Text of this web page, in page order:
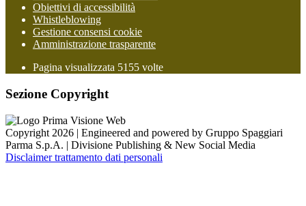
Obiettivi di accessibilità
Whistleblowing
Gestione consensi cookie
Amministrazione trasparente
Pagina visualizzata 5155 volte
Sezione Copyright
Copyright 2026 | Engineered and powered by Gruppo Spaggiari
Parma S.p.A. | Divisione Publishing & New Social Media
Disclaimer trattamento dati personali